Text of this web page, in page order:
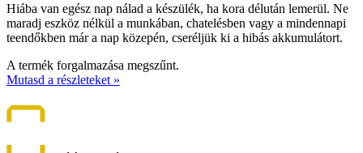
Hiába van egész nap nálad a készülék, ha kora délután lemerül. Ne
maradj eszköz nélkül a munkában, chatelésben vagy a mindennapi
teendőkben már a nap közepén, cseréljük ki a hibás akkumulátort.
A termék forgalmazása megszűnt.
Mutasd a részleteket »